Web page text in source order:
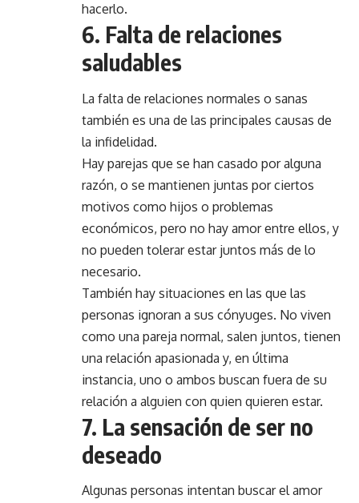
hacerlo.
6. Falta de relaciones
saludables
La falta de relaciones normales o sanas
también es una de las principales causas de
la infidelidad.
Hay parejas que se han casado por alguna
razón, o se mantienen juntas por ciertos
motivos como hijos o problemas
económicos, pero no hay amor entre ellos, y
no pueden tolerar estar juntos más de lo
necesario.
También hay situaciones en las que las
personas ignoran a sus cónyuges. No viven
como una pareja normal, salen juntos, tienen
una relación apasionada y, en última
instancia, uno o ambos buscan fuera de su
relación a alguien con quien quieren estar.
7. La sensación de ser no
deseado
Algunas personas intentan buscar el amor